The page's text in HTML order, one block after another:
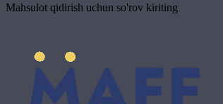
Mahsulot qidirish uchun so'rov kiriting